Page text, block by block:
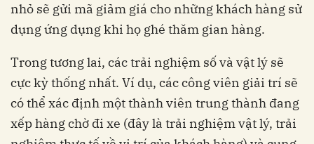
nhỏ sẽ gửi mã giảm giá cho những khách hàng sử
dụng ứng dụng khi họ ghé thăm gian hàng.
Trong tương lai, các trải nghiệm số và vật lý sẽ
cực kỳ thống nhất. Ví dụ, các công viên giải trí sẽ
có thể xác định một thành viên trung thành đang
xếp hàng chờ đi xe (đây là trải nghiệm vật lý, trải